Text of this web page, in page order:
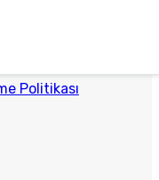
Politikası